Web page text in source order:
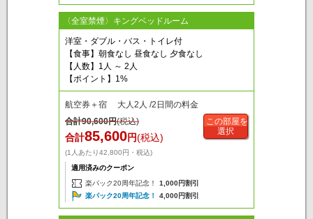
〈全室禁煙〉キングベッドルーム
洋室・ダブル・バス・トイレ付
【食事】朝食なし 昼食なし 夕食なし
【人数】1人 ～ 2人
【ポイント】1%
航空券＋宿 大人2人 /2日間の料金
合計90,600円(税込)
合計85,600円(税込)
(1人あたり42,800円・税込)
適用済みのクーポン
楽パック20周年記念！
1,000円割引
楽パック20周年記念！
4,000円割引
この部屋を
選択